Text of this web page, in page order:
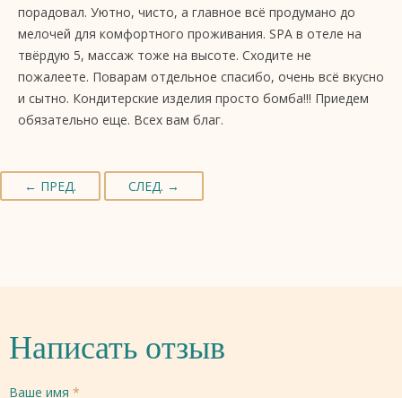
порадовал. Уютно, чисто, а главное всё продумано до
мелочей для комфортного проживания. SPA в отеле на
твёрдую 5, массаж тоже на высоте. Сходите не
пожалеете. Поварам отдельное спасибо, очень всё вкусно
и сытно. Кондитерские изделия просто бомба!!! Приедем
обязательно еще. Всех вам благ.
← ПРЕД. СЛЕД. →
Написать отзыв
Ваше имя *